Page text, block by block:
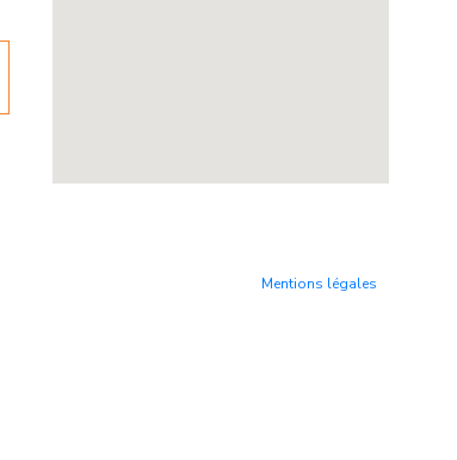
Mentions légales